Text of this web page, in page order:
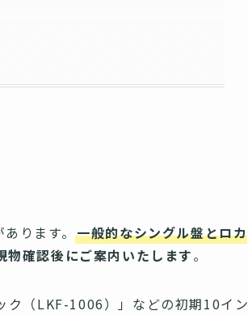
ります。一般的なシングル盤とロカ
物確認後にご案内いたします。
ク（LKF-1006）」などの初期10イン